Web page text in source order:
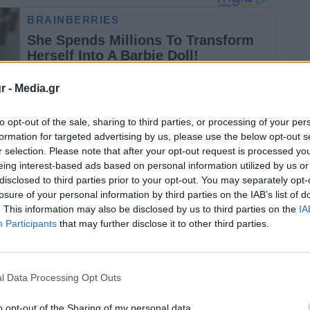
- Media.gr
opt-out of the sale, sharing to third parties, or processing of your
for targeted advertising by us, please use the below opt-out
selection. Please note that after your opt-out request is processed
interest-based ads based on personal information utilized by us
to third parties prior to your opt-out. You may separately
of your personal information by third parties on the IAB’s list of
This information may also be disclosed by us to third parties on the
Participants that may further disclose it to other third parties.
Data Processing Opt Outs
όπου θα γίνει η πρώτη δημόσια δομή
σήμερα ο υπουργός Υγείας Θάνος Πλεύρης.
στη χώρα μας, του συστήματος παροχής
το υπουργείο Υγείας συστήνεται πλέον και
φροντίδας υγείας.